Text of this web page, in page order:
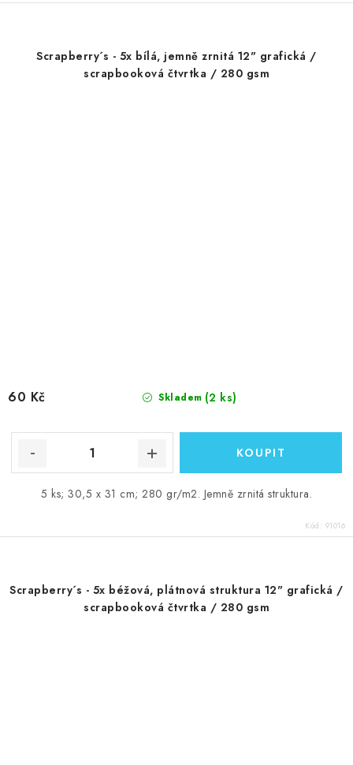
Scrapberry´s - 5x bílá, jemně zrnitá 12" grafická /
scrapbooková čtvrtka / 280 gsm
Skladem (2 ks)
60 Kč
5 ks; 30,5 x 31 cm; 280 gr/m2. Jemně zrnitá struktura.
Kód: 91016
Scrapberry´s - 5x béžová, plátnová struktura 12" grafická /
scrapbooková čtvrtka / 280 gsm